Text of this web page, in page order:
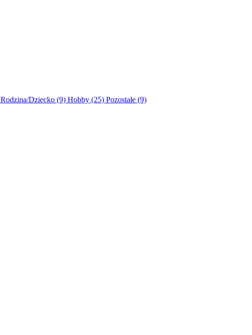
Rodzina/Dziecko (9) Hobby (25) Pozostałe (9)